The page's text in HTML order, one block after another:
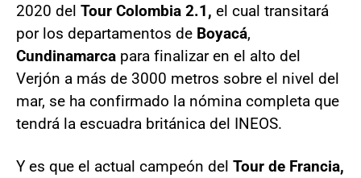
2020 del Tour Colombia 2.1, el cual transitará
por los departamentos de Boyacá,
Cundinamarca para finalizar en el alto del
Verjón a más de 3000 metros sobre el nivel del
mar, se ha confirmado la nómina completa que
tendrá la escuadra británica del INEOS.
Y es que el actual campeón del Tour de Francia,